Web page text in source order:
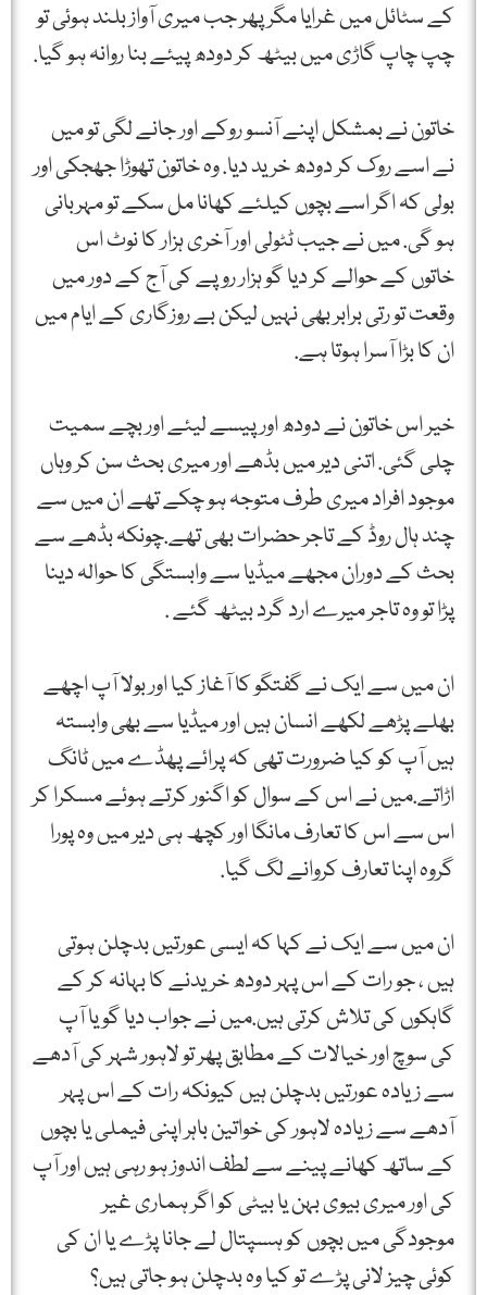
کے سٹائل میں غرایا مگر پھر جب میری آواز بلند ہوئی تو
چپ چاپ گاڑی میں بیٹھ کر دودھ پیئے بنا روانہ ہو گیا.
خاتون نے بمشکل اپنے آنسو روکے اور جانے لگی تو میں
نے اسے روک کر دودھ خرید دیا. وہ خاتون تھوڑا جھجکی اور
بولی کہ اگر اسے بچوں کیلئے کھانا مل سکے تو مہربانی
ہو گی. میں نے جیب ٹٹولی اور آخری ہزار کا نوٹ اس
خاتوں کے حوالے کر دیا گو ہزار روپے کی آج کے دور میں
وقعت تو رتی برابر بھی نہیں لیکن بے روزگاری کے ایام میں
ان کا بڑا آسرا ہوتا ہے.
خیر اس خاتون نے دودھ اور پیسے لیئے اور بچے سمیت
چلی گئی. اتنی دیر میں بڈھے اور میری بحث سن کر وہاں
موجود افراد میری طرف متوجہ ہو چکے تھے ان میں سے
چند ہال روڈ کے تاجر حضرات بھی تھے.چونکہ بڈھے سے
بحث کے دوران مجھے میڈیا سے وابستگی کا حوالہ دینا
پڑا تو وہ تاجر میرے ارد گرد بیٹھ گئے .
ان میں سے ایک نے گفتگو کا آغاز کیا اور بولا آپ اچھے
بھلے پڑھے لکھے انسان ہیں اور میڈیا سے بھی وابستہ
ہیں آپ کو کیا ضرورت تھی کہ پرائے پھڈے میں ٹانگ
اڑاتے.میں نے اس کے سوال کو اگنور کرتے ہوئے مسکرا کر
اس سے اس کا تعارف مانگا اور کچھ ہی دیر میں وہ پورا
گروہ اپنا تعارف کروانے لگ گیا.
ان میں سے ایک نے کہا کہ ایسی عورتیں بدچلن ہوتی
ہیں ، جو رات کے اس پہر دودھ خریدنے کا بہانہ کر کے
گاہکوں کی تلاش کرتی ہیں.میں نے جواب دیا گویا آپ
کی سوچ اور خیالات کے مطابق پھر تو لاہور شہر کی آدھے
سے زیادہ عورتیں بدچلن ہیں کیونکہ رات کے اس پہر
آدھے سے زیادہ لاہور کی خواتین باہر اپنی فیملی یا بچوں
کے ساتھ کھانے پینے سے لطف اندوز ہو رہی ہیں اور آپ
کی اور میری بیوی بہن یا بیٹی کو اگر ہماری غیر
موجودگی میں بچوں کو ہسپتال لے جانا پڑے یا ان کی
کوئی چیز لانی پڑے تو کیا وہ بدچلن ہو جاتی ہیں؟